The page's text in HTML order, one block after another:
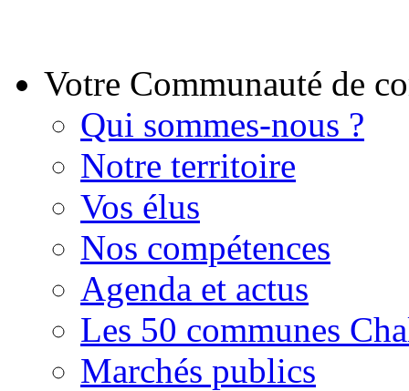
Votre Communauté de
Qui sommes-nous ?
Notre territoire
Vos élus
Nos compétences
Agenda et actus
Les 50 communes
Marchés publics